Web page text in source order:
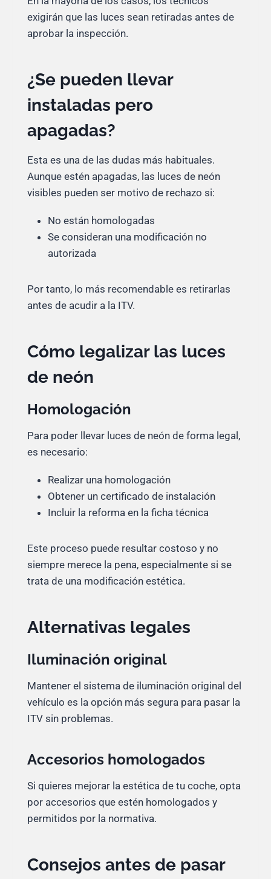
exigirán que las luces sean retiradas antes de
aprobar la inspección.
¿Se pueden llevar
instaladas pero
apagadas?
Esta es una de las dudas más habituales.
Aunque estén apagadas, las luces de neón
visibles pueden ser motivo de rechazo si:
No están homologadas
Se consideran una modificación no
autorizada
Por tanto, lo más recomendable es retirarlas
antes de acudir a la ITV.
Cómo legalizar las luces
de neón
Homologación
Para poder llevar luces de neón de forma legal,
es necesario:
Realizar una homologación
Obtener un certificado de instalación
Incluir la reforma en la ficha técnica
Este proceso puede resultar costoso y no
siempre merece la pena, especialmente si se
trata de una modificación estética.
Alternativas legales
Iluminación original
Mantener el sistema de iluminación original del
vehículo es la opción más segura para pasar la
ITV sin problemas.
Accesorios homologados
Si quieres mejorar la estética de tu coche, opta
por accesorios que estén homologados y
permitidos por la normativa.
Consejos antes de pasar